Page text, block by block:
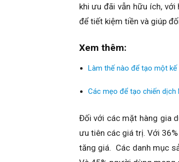
khi ưu đãi vẫn hữu ích,
để tiết kiệm tiền và giúp
Xem thêm:
Làm thế nào để tạo một
Các mẹo để tạo chiến dịch
Đối với các mặt hàng gia
ưu tiên các giá trị. Với
tăng giá. Các danh mục